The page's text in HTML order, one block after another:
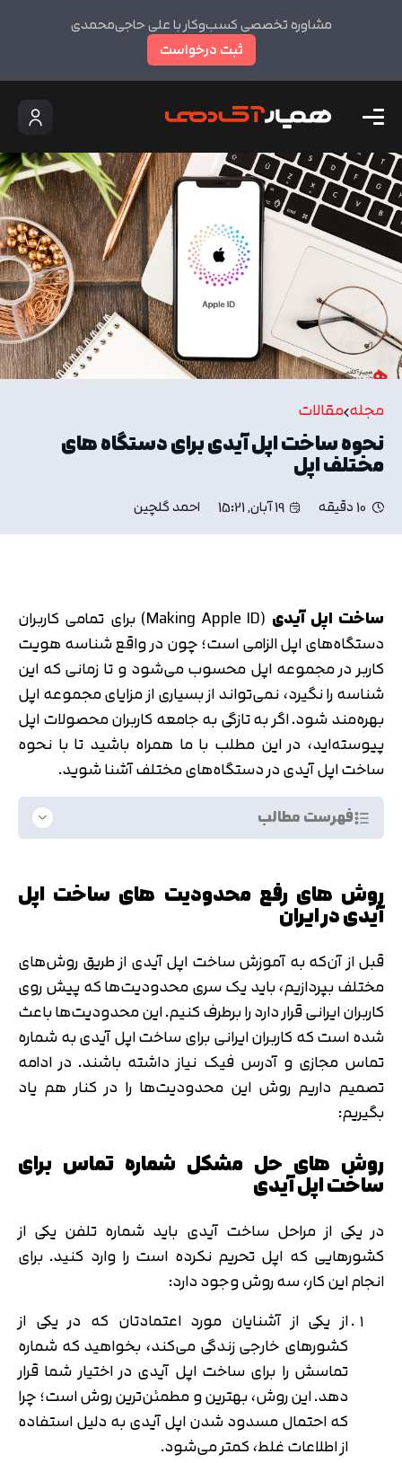
مشاوره تخصصی کسب‌وکار با علی حاجی‌محمدی
ثبت درخواست
مجله مقالات
نحوه ساخت اپل آیدی برای دستگاه های
مختلف اپل
10 دقیقه 19 آبان, 15:21 احمد گلچین
ساخت اپل آیدی
(Making Apple ID) برای تمامی کاربران
دستگاه‌های اپل الزامی است؛ چون در واقع شناسه هویت
کاربر در مجموعه اپل محسوب می‌شود و تا زمانی که این
شناسه را نگیرد، نمی‌تواند از بسیاری از مزایای مجموعه اپل
بهره‌مند شود. اگر به ‌تازگی به جامعه کاربران محصولات اپل
پیوسته‌اید، در این مطلب با ما همراه باشید تا با نحوه
ساخت اپل آیدی در دستگاه‌های مختلف آشنا شوید.
فهرست مطالب
روش های رفع محدودیت های ساخت اپل
آیدی در ایران
قبل از آن‌که به آموزش ساخت اپل آیدی از طریق روش‌های
مختلف بپردازیم، باید یک سری محدودیت‌ها که پیش روی
کاربران ایرانی قرار دارد را برطرف کنیم. این محدودیت‌ها باعث
شده است که کاربران ایرانی برای ساخت اپل آیدی به شماره
تماس مجازی و آدرس فیک نیاز داشته باشند. در ادامه
تصمیم داریم روش این محدودیت‌ها را در کنار هم یاد
بگیریم:
روش های حل مشکل شماره تماس برای
ساخت اپل آیدی
در یکی از مراحل ساخت آیدی باید شماره ‌تلفن یکی از
کشورهایی که اپل تحریم نکرده است را وارد کنید. برای
انجام این کار، سه روش وجود دارد:
از یکی از آشنایان مورد اعتمادتان که در یکی از
کشورهای خارجی زندگی می‌کند، بخواهید که شماره
تماسش را برای ساخت اپل آیدی در اختیار شما قرار
دهد. این روش، بهترین و مطمئن‌ترین روش است؛ چرا
که احتمال مسدود شدن اپل آیدی به دلیل استفاده
از اطلاعات غلط، کمتر می‌شود.